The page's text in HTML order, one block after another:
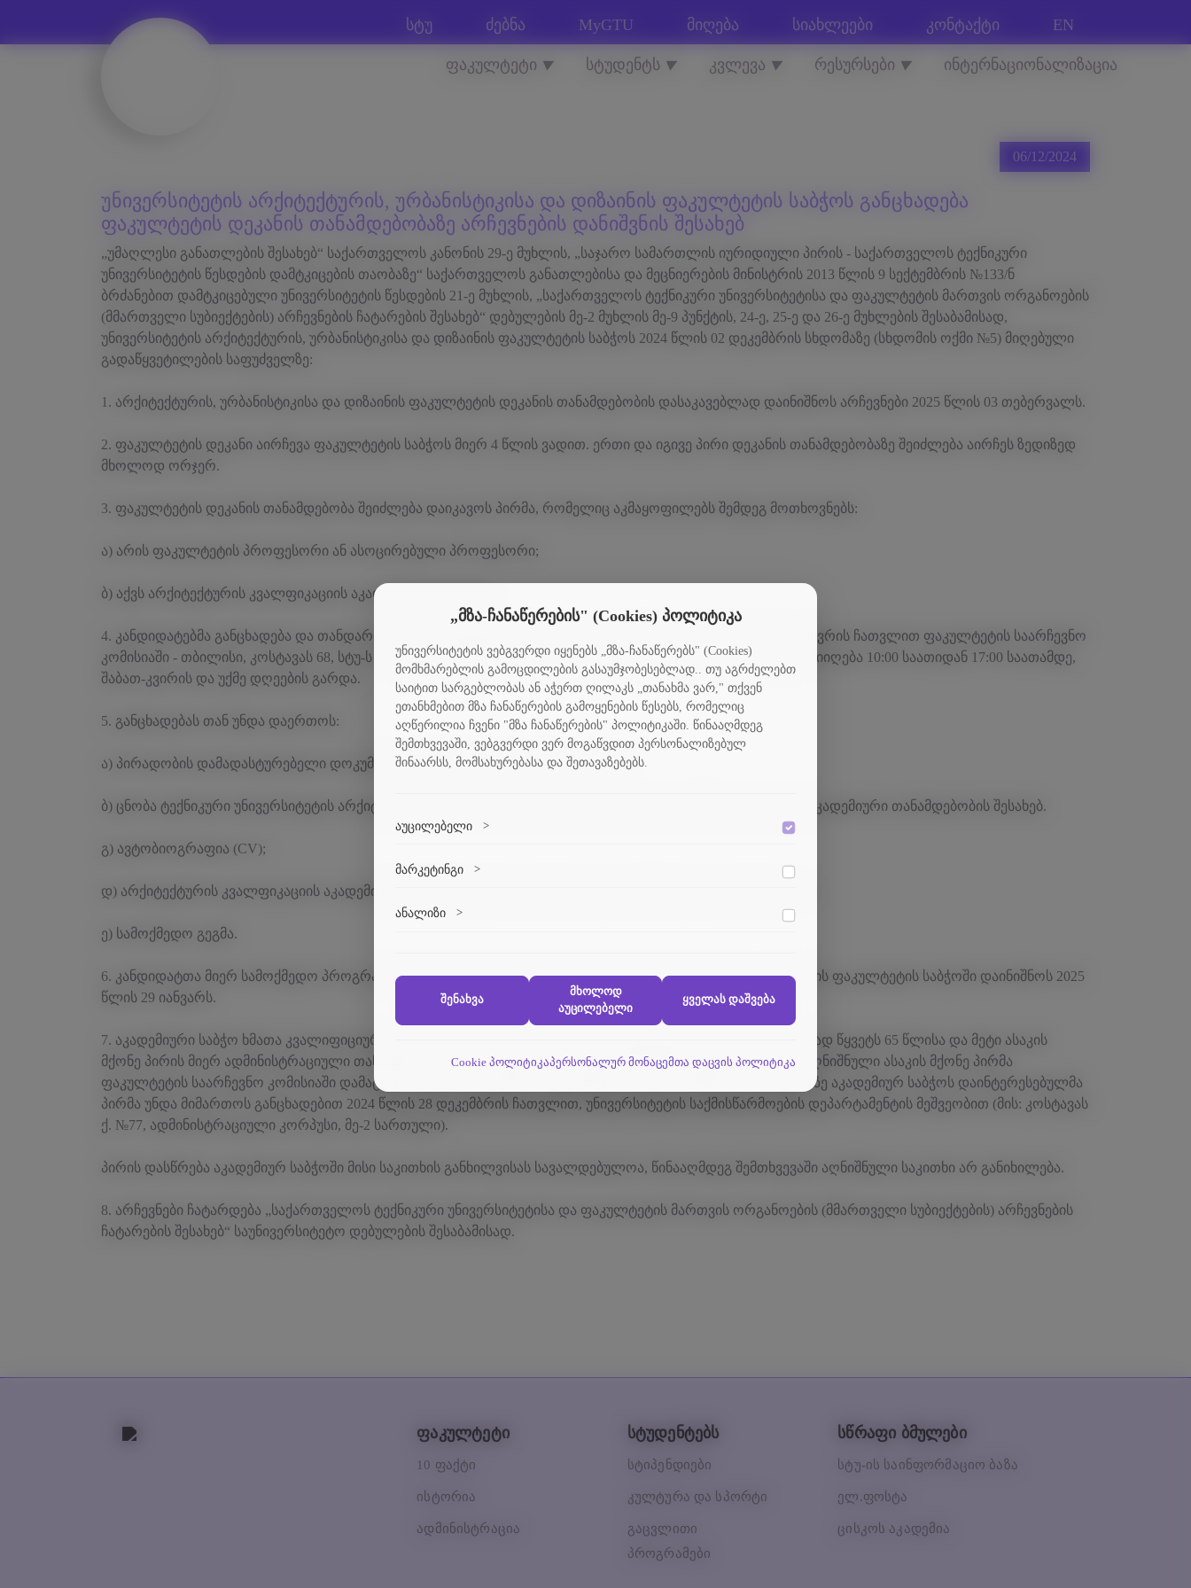
სტუ ძებნა MyGTU მიღება სიახლეები კონტაქტი EN
ფაკულტეტი ▼ სტუდენტს ▼ კვლევა ▼ რესურსები ▼ ინტერნაციონალიზაცია
06/12/2024
უნივერსიტეტის არქიტექტურის, ურბანისტიკისა და დიზაინის ფაკულტეტის საბჭოს განცხადება
ფაკულტეტის დეკანის თანამდებობაზე არჩევნების დანიშვნის შესახებ
„უმაღლესი განათლების შესახებ“ საქართველოს კანონის 29-ე მუხლის, „საჯარო სამართლის იურიდიული პირის - საქართველოს ტექნიკური
უნივერსიტეტის წესდების დამტკიცების თაობაზე“ საქართველოს განათლებისა და მეცნიერების მინისტრის 2013 წლის 9 სექტემბრის №133/ნ
ბრძანებით დამტკიცებული უნივერსიტეტის წესდების 21-ე მუხლის, „საქართველოს ტექნიკური უნივერსიტეტისა და ფაკულტეტის მართვის ორგანოების
(მმართველი სუბიექტების) არჩევნების ჩატარების შესახებ“ დებულების მე-2 მუხლის მე-9 პუნქტის, 24-ე, 25-ე და 26-ე მუხლების შესაბამისად,
უნივერსიტეტის არქიტექტურის, ურბანისტიკისა და დიზაინის ფაკულტეტის საბჭოს 2024 წლის 02 დეკემბრის სხდომაზე (სხდომის ოქმი №5) მიღებული
გადაწყვეტილების საფუძველზე:
1. არქიტექტურის, ურბანისტიკისა და დიზაინის ფაკულტეტის დეკანის თანამდებობის დასაკავებლად დაინიშნოს არჩევნები 2025 წლის 03 თებერვალს.
2. ფაკულტეტის დეკანი აირჩევა ფაკულტეტის საბჭოს მიერ 4 წლის ვადით. ერთი და იგივე პირი დეკანის თანამდებობაზე შეიძლება აირჩეს ზედიზედ
მხოლოდ ორჯერ.
3. ფაკულტეტის დეკანის თანამდებობა შეიძლება დაიკავოს პირმა, რომელიც აკმაყოფილებს შემდეგ მოთხოვნებს:
ა) არის ფაკულტეტის პროფესორი ან ასოცირებული პროფესორი;
ბ) აქვს არქიტექტურის კვალფიკაციის აკადემიური ხარისხი.
4. კანდიდატებმა განცხადება და თანდართული დოკუმენტები უნდა შეიტანონ 2025 წლის 13 იანვრიდან 27 იანვრის ჩათვლით ფაკულტეტის საარჩევნო
კომისიაში - თბილისი, კოსტავას 68, სტუ-ს პირველი კორპუსი მე- 4 სართული, ოთახი № 402 ც. განცხადებები მიიღება 10:00 საათიდან 17:00 საათამდე,
შაბათ-კვირის და უქმე დღეების გარდა.
5. განცხადებას თან უნდა დაერთოს:
ა) პირადობის დამადასტურებელი დოკუმენტის (პ/მოწმობის, პასპორტის) ასლი;
ბ) ცნობა ტექნიკური უნივერსიტეტის არქიტექტურის, ურბანისტიკისა და დიზაინის ფაკულტეტზე დაკავებული აკადემიური თანამდებობის შესახებ.
გ) ავტობიოგრაფია (CV);
დ) არქიტექტურის კვალფიკაციის აკადემიური ხარისხის დამადასტურებელი დოკუმენტის (დიპლომის) ასლი;
ე) სამოქმედო გეგმა.
6. კანდიდატთა მიერ სამოქმედო პროგრამის საჯაროდ წარდგენა არქიტექტურის, ურბანისტიკისა და დიზაინის ფაკულტეტის საბჭოში დაინიშნოს 2025
წლის 29 იანვარს.
7. აკადემიური საბჭო ხმათა კვალიფიციური უმრავლესობით (2/3-ით), ფარული კენჭისყრით, ინდივიდუალურად წყვეტს 65 წლისა და მეტი ასაკის
მქონე პირის მიერ ადმინისტრაციული თანამდებობის დასაკავებლად კონკურსში მონაწილეობის საკითხს. აღნიშნული ასაკის მქონე პირმა
ფაკულტეტის საარჩევნო კომისიაში დამატებით უნდა წარადგინოს აკადემიური საბჭოს თანხმობა. ამ საკითხზე აკადემიურ საბჭოს დაინტერესებულმა
პირმა უნდა მიმართოს განცხადებით 2024 წლის 28 დეკემბრის ჩათვლით, უნივერსიტეტის საქმისწარმოების დეპარტამენტის მეშვეობით (მის: კოსტავას
ქ. №77, ადმინისტრაციული კორპუსი, მე-2 სართული).
პირის დასწრება აკადემიურ საბჭოში მისი საკითხის განხილვისას სავალდებულოა, წინააღმდეგ შემთხვევაში აღნიშნული საკითხი არ განიხილება.
8. არჩევნები ჩატარდება „საქართველოს ტექნიკური უნივერსიტეტისა და ფაკულტეტის მართვის ორგანოების (მმართველი სუბიექტების) არჩევნების
ჩატარების შესახებ“ საუნივერსიტეტო დებულების შესაბამისად.
ფაკულტეტი
10 ფაქტი
ისტორია
ადმინისტრაცია
სტუდენტებს
სტიპენდიები
კულტურა და სპორტი
გაცვლითი
პროგრამები
სწრაფი ბმულები
სტუ-ის საინფორმაციო ბაზა
ელ.ფოსტა
ცისკოს აკადემია
„მზა-ჩანაწერების" (Cookies) პოლიტიკა
უნივერსიტეტის ვებგვერდი იყენებს „მზა-ჩანაწერებს" (Cookies)
მომხმარებლის გამოცდილების გასაუმჯობესებლად.. თუ აგრძელებთ
საიტით სარგებლობას ან აჭერთ ღილაკს „თანახმა ვარ," თქვენ
ეთანხმებით მზა ჩანაწერების გამოყენების წესებს, რომელიც
აღწერილია ჩვენი "მზა ჩანაწერების" პოლიტიკაში. წინააღმდეგ
შემთხვევაში, ვებგვერდი ვერ მოგაწვდით პერსონალიზებულ
შინაარსს, მომსახურებასა და შეთავაზებებს.
აუცილებელი >
ვებსაიტის გამართული ფუნქციონირებისთვის აუცილებელი ქუქი-
ფაილები.
მარკეტინგი >
მარკეტინგული ქუქი-ფაილები გვეხმარება პერსონალიზებული
კონტენტისა და რეკლამების მიწოდებაში.
ანალიზი >
შენახვა
მხოლოდ
აუცილებელი
ყველას დაშვება
Cookie პოლიტიკაპერსონალურ მონაცემთა დაცვის პოლიტიკა